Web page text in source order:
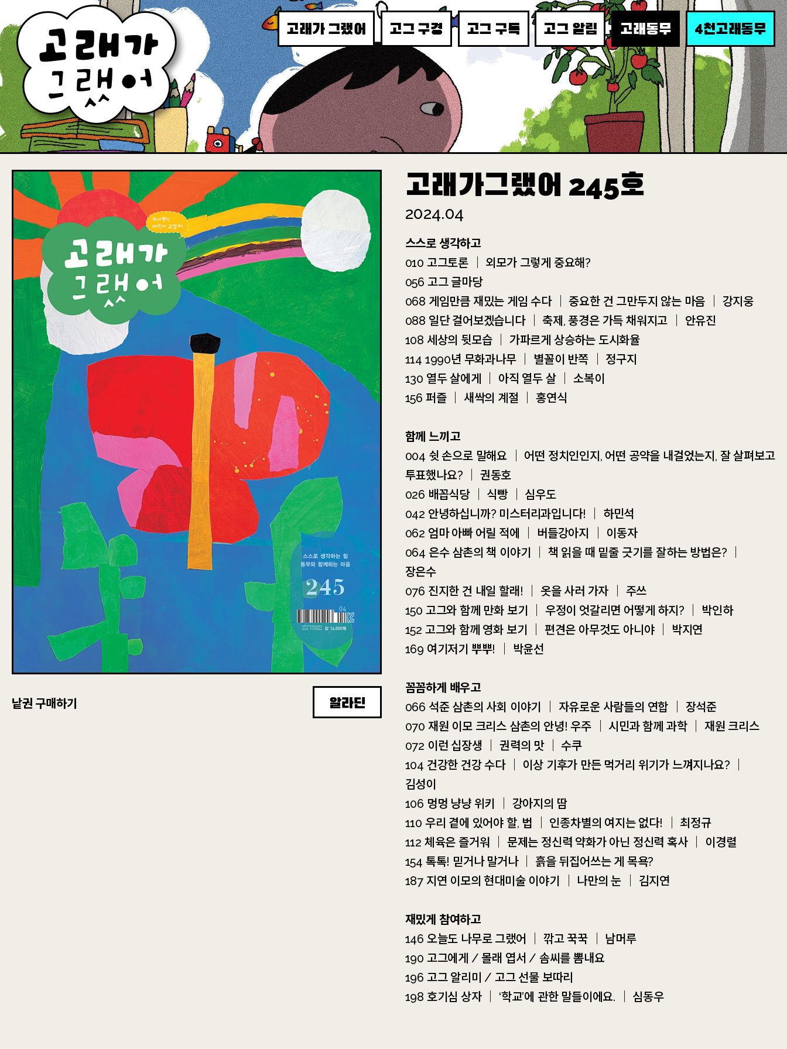
고래가 그랬어 고그 구경 고그 구독 고그 알림 고래동무 4천고래동무
0
고래동무 후원현황
후원하는 곳
2226
+
52%
낱권 구매하기 알라딘
고래가그랬어 245호
2024.04
스스로 생각하고
010 고그토론 ｜ 외모가 그렇게 중요해?
056 고그 글마당
068 게임만큼 재밌는 게임 수다 ｜ 중요한 건 그만두지 않는 마음 ｜ 강지웅
088 일단 걸어보겠습니다 ｜ 축제, 풍경은 가득 채워지고 ｜ 안유진
108 세상의 뒷모습 ｜ 가파르게 상승하는 도시화율
114 1990년 무화과나무 ｜ 별꼴이 반쪽 ｜ 정구지
130 열두 살에게 ｜ 아직 열두 살 ｜ 소복이
156 퍼즐 ｜ 새싹의 계절 ｜ 홍연식
함께 느끼고
004 쉿 손으로 말해요 ｜ 어떤 정치인인지, 어떤 공약을 내걸었는지, 잘 살펴보고
투표했나요? ｜ 권동호
026 배꼽식당 ｜ 식빵 ｜ 심우도
042 안녕하십니까? 미스터리과입니다! ｜ 하민석
062 엄마 아빠 어릴 적에 ｜ 버들강아지 ｜ 이동자
064 은수 삼촌의 책 이야기 ｜ 책 읽을 때 밑줄 긋기를 잘하는 방법은? ｜
장은수
076 진지한 건 내일 할래! ｜ 옷을 사러 가자 ｜ 주쓰
150 고그와 함께 만화 보기 ｜ 우정이 엇갈리면 어떻게 하지? ｜ 박인하
152 고그와 함께 영화 보기 ｜ 편견은 아무것도 아니야 ｜ 박지연
169 여기저기 뿌뿌! ｜ 박윤선
꼼꼼하게 배우고
066 석준 삼촌의 사회 이야기 ｜ 자유로운 사람들의 연합 ｜ 장석준
070 재원 이모 크리스 삼촌의 안녕! 우주 ｜ 시민과 함께 과학 ｜ 재원 크리스
072 이런 십장생 ｜ 권력의 맛 ｜ 수쿠
104 건강한 건강 수다 ｜ 이상 기후가 만든 먹거리 위기가 느껴지나요? ｜
김성이
106 멍멍 냥냥 위키 ｜ 강아지의 땀
110 우리 곁에 있어야 할, 법 ｜ 인종차별의 여지는 없다! ｜ 최정규
112 체육은 즐거워 ｜ 문제는 정신력 약화가 아닌 정신력 혹사 ｜ 이경렬
154 톡톡! 믿거나 말거나 ｜ 흙을 뒤집어쓰는 게 목욕?
187 지연 이모의 현대미술 이야기 ｜ 나만의 눈 ｜ 김지연
재밌게 참여하고
146 오늘도 나무로 그랬어 ｜ 깎고 꾹꾹 ｜ 남머루
190 고그에게 / 몰래 엽서 / 솜씨를 뽐내요
196 고그 알리미 / 고그 선물 보따리
198 호기심 상자 ｜ ‘학교’에 관한 말들이에요. ｜ 심동우